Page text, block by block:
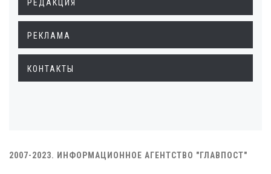
РЕДАКЦИЯ
РЕКЛАМА
КОНТАКТЫ
2007-2023. ИНФОРМАЦИОННОЕ АГЕНТСТВО "ГЛАВПОСТ"